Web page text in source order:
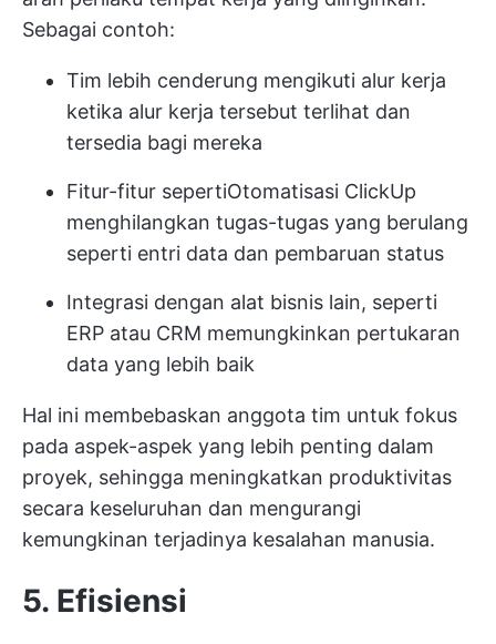
Sebagai contoh:
Tim lebih cenderung mengikuti alur kerja
ketika alur kerja tersebut terlihat dan
tersedia bagi mereka
Fitur-fitur sepertiOtomatisasi ClickUp
menghilangkan tugas-tugas yang berulang
seperti entri data dan pembaruan status
Integrasi dengan alat bisnis lain, seperti
ERP atau CRM memungkinkan pertukaran
data yang lebih baik
Hal ini membebaskan anggota tim untuk fokus
pada aspek-aspek yang lebih penting dalam
proyek, sehingga meningkatkan produktivitas
secara keseluruhan dan mengurangi
kemungkinan terjadinya kesalahan manusia.
5. Efisiensi